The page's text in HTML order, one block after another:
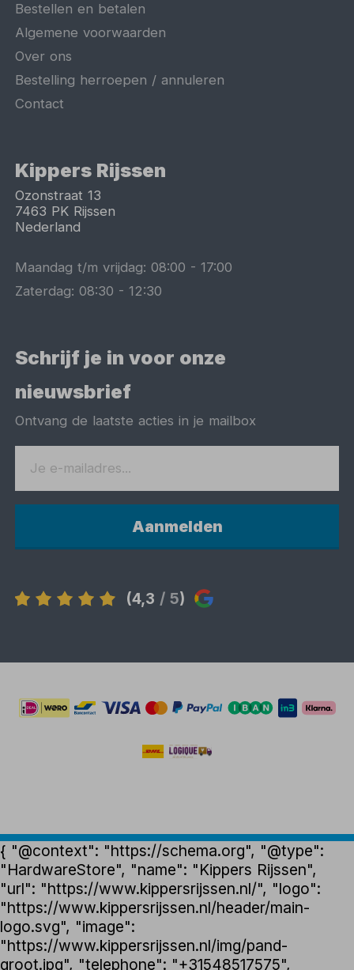
Bestellen en betalen
Algemene voorwaarden
Over ons
Bestelling herroepen / annuleren
Contact
Kippers Rijssen
Ozonstraat 13
7463 PK Rijssen
Nederland
Maandag t/m vrijdag:08:00 -17:00
Zaterdag:08:30 -12:30
Schrijf je in voor onze
nieuwsbrief
Ontvang de laatste acties in je mailbox
Aanmelden
(4,3 / 5)
{ "@context": "https://schema.org", "@type":
"HardwareStore", "name": "Kippers Rijssen",
"url": "https://www.kippersrijssen.nl/", "logo":
"https://www.kippersrijssen.nl/header/main-
logo.svg", "image":
"https://www.kippersrijssen.nl/img/pand-
groot.jpg", "telephone": "+31548517575",